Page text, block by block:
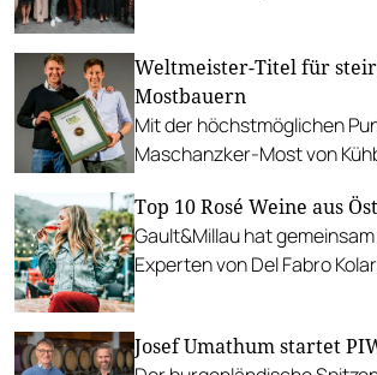
Weltmeister-Titel für
Mostbauern
Mit der höchstmöglichen
Maschanzker-Most von
Top 10 Rosé Weine aus
Gault&Millau hat
Experten von Del Fabro
Josef Umathum startet